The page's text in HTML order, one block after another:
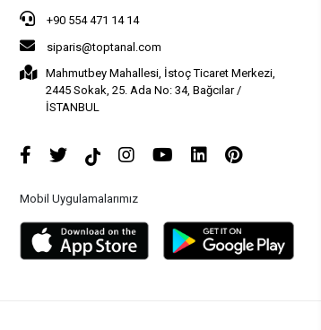
+90 554 471 14 14
siparis@toptanal.com
Mahmutbey Mahallesi, İstoç Ticaret Merkezi,
2445 Sokak, 25. Ada No: 34, Bağcılar /
İSTANBUL
Mobil Uygulamalarımız